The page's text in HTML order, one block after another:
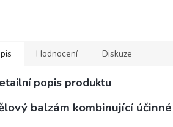
Hodnocení Diskuze
popis produktu
balzám kombinující